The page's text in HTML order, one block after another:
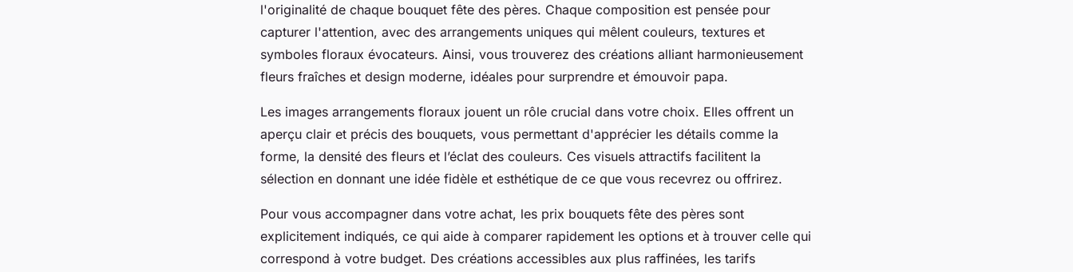
l'originalité de chaque bouquet fête des pères. Chaque composition est pensée pour
capturer l'attention, avec des arrangements uniques qui mêlent couleurs, textures et
symboles floraux évocateurs. Ainsi, vous trouverez des créations alliant harmonieusement
fleurs fraîches et design moderne, idéales pour surprendre et émouvoir papa.
Les images arrangements floraux jouent un rôle crucial dans votre choix. Elles offrent un
aperçu clair et précis des bouquets, vous permettant d'apprécier les détails comme la
forme, la densité des fleurs et l’éclat des couleurs. Ces visuels attractifs facilitent la
sélection en donnant une idée fidèle et esthétique de ce que vous recevrez ou offrirez.
Pour vous accompagner dans votre achat, les prix bouquets fête des pères sont
explicitement indiqués, ce qui aide à comparer rapidement les options et à trouver celle qui
correspond à votre budget. Des créations accessibles aux plus raffinées, les tarifs